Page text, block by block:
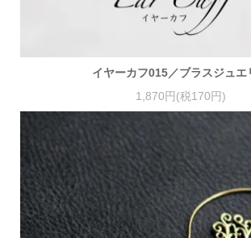
イヤーカフ015／ブラスジュエ
1,870円(税170円)